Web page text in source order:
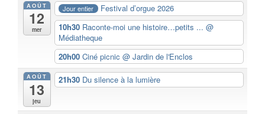
AOÛT
12
mer
Jour entier
Festival d’orgue 2026
10h30 Raconte-moi une histoire…petits ... @
Médiatheque
20h00 Ciné picnic @ Jardin de l'Enclos
AOÛT
13
jeu
21h30 Du silence à la lumière